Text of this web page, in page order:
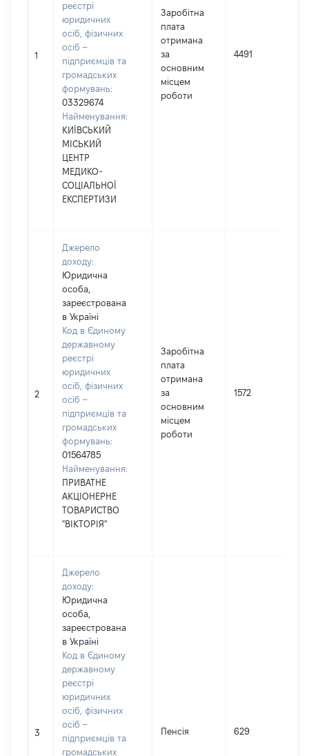
1
реєстрі
юридичних
осіб, фізичних
осіб –
підприємців та
громадських
формувань:
03329674
Найменування:
КИЇВСЬКИЙ
МІСЬКИЙ
ЦЕНТР
МЕДИКО-
СОЦІАЛЬНОЇ
ЕКСПЕРТИЗИ
Заробітна
плата
отримана
за
основним
місцем
роботи
4491
2
Джерело
доходу:
Юридична
особа,
зареєстрована
в Україні
Код в Єдиному
державному
реєстрі
юридичних
осіб, фізичних
осіб –
підприємців та
громадських
формувань:
01564785
Найменування:
ПРИВАТНЕ
АКЦІОНЕРНЕ
ТОВАРИСТВО
"ВІКТОРІЯ"
Заробітна
плата
отримана
за
основним
місцем
роботи
1572
3
Джерело
доходу:
Юридична
особа,
зареєстрована
в Україні
Код в Єдиному
державному
реєстрі
юридичних
осіб, фізичних
осіб –
підприємців та
громадських
Пенсія 629